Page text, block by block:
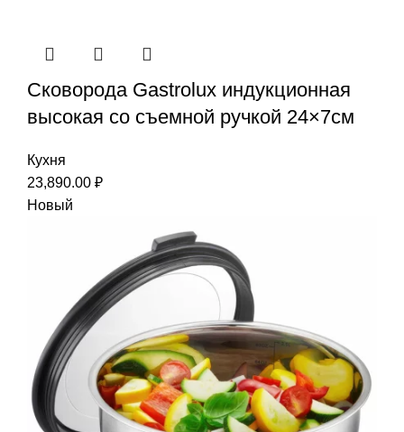
Сковорода Gastrolux индукционная
высокая со съемной ручкой 24×7см
Кухня
23,890.00 ₽
Новый